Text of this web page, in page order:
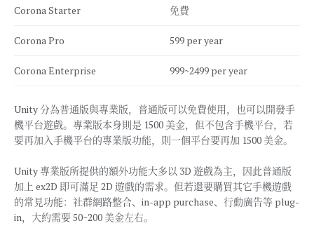
Corona Starter 免費
Corona Pro 599 per year
Corona Enterprise 999~2499 per year
Unity 分為普通版與專業版，普通版可以免費使用，也可以開發手
機平台遊戲。專業版本身則是 1500 美金，但不包含手機平台，若
要再加入手機平台的專業版功能，則一個平台要再加 1500 美金。
Unity 專業版所提供的額外功能大多以 3D 遊戲為主，因此普通版
加上 ex2D 即可滿足 2D 遊戲的需求。但若還要購買其它手機遊戲
的常見功能：社群網路整合、in-app purchase、行動廣告等 plug-
in，大約需要 50~200 美金左右。